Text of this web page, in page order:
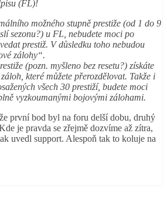
(FL)!
možného stupně prestiže (od 1 do 9
sezonu?) u FL, nebudete moci po
prestiž. V důsledku toho nebudou
zálohy“.
(pozn. myšleno bez resetu?) získáte
které můžete přerozdělovat. Takže i
všech 30 prestiží, budete moci
vyzkoumanými bojovými zálohami.
první bod byl na foru delší dobu, druhý
je pravda se zřejmě dozvíme až zítra,
uvedl support. Alespoň tak to koluje na